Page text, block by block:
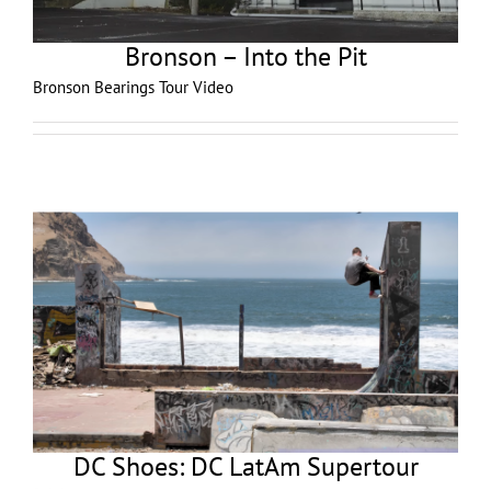
Bronson – Into the Pit
Bronson Bearings Tour Video
DC Shoes: DC LatAm Supertour